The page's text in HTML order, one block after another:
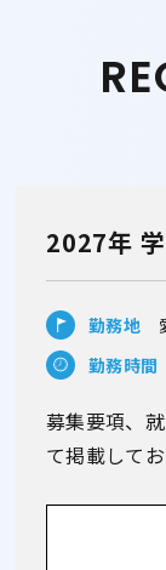
2027年
勤務地
勤務時間
募集要項、
て掲載してお